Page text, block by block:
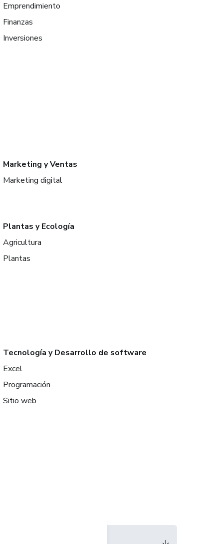
Emprendimiento
Finanzas
Inversiones
Marketing y Ventas
Marketing digital
Plantas y Ecología
Agricultura
Plantas
Tecnología y Desarrollo de software
Excel
Programación
Sitio web